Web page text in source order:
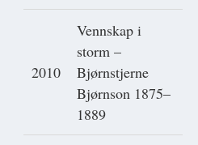
2010
Vennskap i
storm –
Bjørnstjerne
Bjørnson 1875–
1889